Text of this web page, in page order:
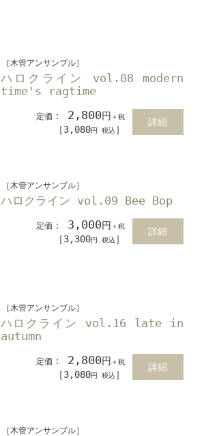
［木管アンサンブル］
ハロクライン vol.08 modern
time's ragtime
定価 ： 2,800円 ＋税
［3,080円 税込 ］
詳細
［木管アンサンブル］
ハロクライン vol.09 Bee Bop
定価 ： 3,000円 ＋税
［3,300円 税込 ］
詳細
［木管アンサンブル］
ハロクライン vol.16 late in
autumn
定価 ： 2,800円 ＋税
［3,080円 税込 ］
詳細
［木管アンサンブル］